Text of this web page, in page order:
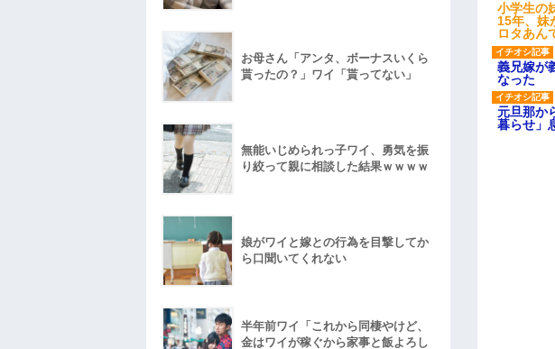
小学生の
15年、妹
ロタあん
義兄嫁が
なった
元旦那か
暮らせ」
お母さん「アンタ、ボーナスいくら
貰ったの？」ワイ「貰ってない」
無能いじめられっ子ワイ、勇気を振
り絞って親に相談した結果ｗｗｗｗ
娘がワイと嫁との行為を目撃してか
ら口聞いてくれない
半年前ワイ「これから同棲やけど、
金はワイが稼ぐから家事と飯よろし